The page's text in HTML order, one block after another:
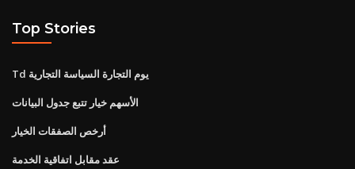
Top Stories
Td يوم التجارة السياسة التجارية
الأسهم خيار تتبع جدول البيانات
أرخص الصفقات الخيار
عقد مقابل اتفاقية الخدمة